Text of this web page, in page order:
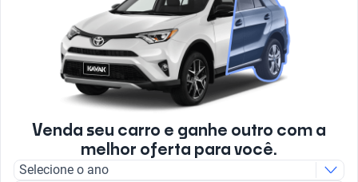
Venda seu carro e ganhe outro com a
melhor oferta para você.
Selecione o ano